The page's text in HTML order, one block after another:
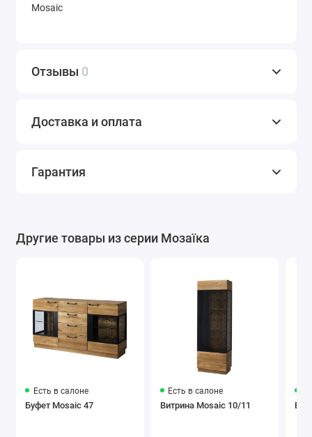
Mosaic
Отзывы 0
Доставка и оплата
Гарантия
Другие товары из серии Мозаїка
Есть в салоне
Буфет Mosaic 47
Есть в салоне
Витрина Mosaic 10/11